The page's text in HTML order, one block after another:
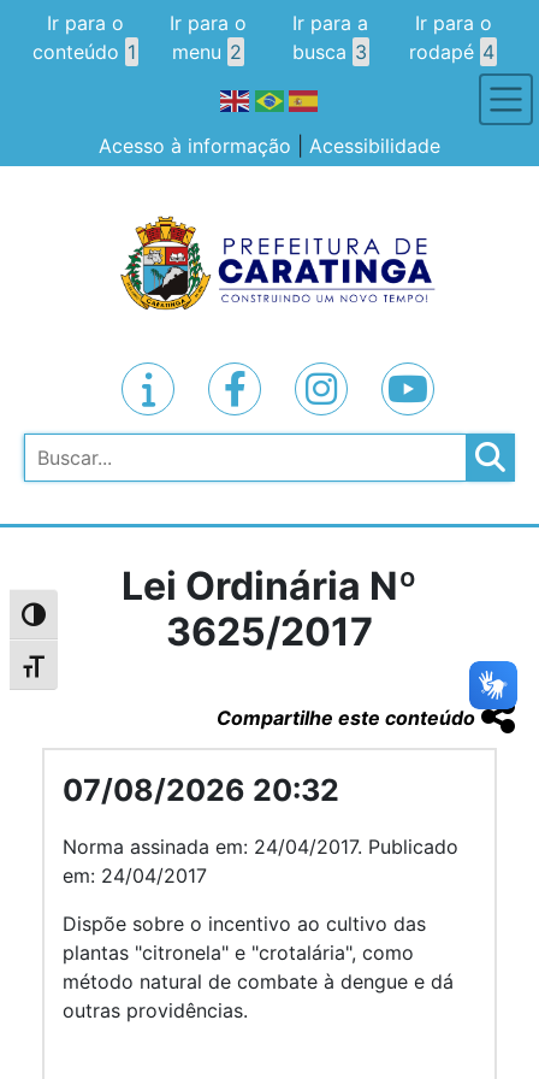
Alternar alto contraste
Alternar tamanho da fonte
Ir para o
conteúdo 1
Ir para o
menu 2
Ir para a
busca 3
Ir para o
rodapé 4
Acesso à informação Acessibilidade
Pesquisar
Lei Ordinária Nº
3625/2017
Compartilhe este conteúdo
07/08/2026 20:32
Norma assinada em: 24/04/2017. Publicado
em: 24/04/2017
Dispõe sobre o incentivo ao cultivo das
plantas "citronela" e "crotalária", como
método natural de combate à dengue e dá
outras providências.